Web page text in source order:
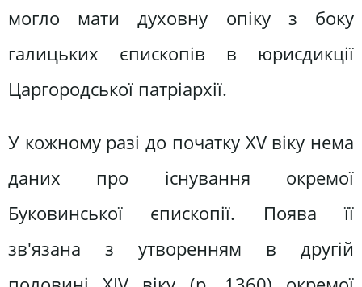
могло мати духовну опіку з боку
галицьких єпископів в юрисдикції
Царгородської патріархії.
У кожному разі до початку XV віку нема
даних про існування окремої
Буковинської єпископії. Поява її
зв'язана з утворенням в другій